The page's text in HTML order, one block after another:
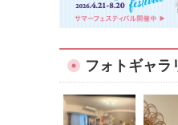
フォトギャラ